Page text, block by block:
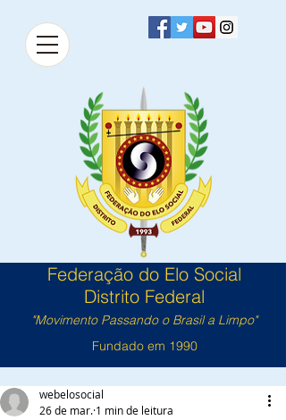
Federação do Elo Social
Distrito Federal
"Movimento Passando o Brasil a Limpo"
Fundado em 1990
webelosocial
26 de mar. 1 min de leitura